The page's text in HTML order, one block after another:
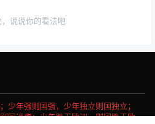
说说你的看法吧
少年强则国强，少年独立则国独立；
国进步；少年胜于欧洲，则国胜于欧